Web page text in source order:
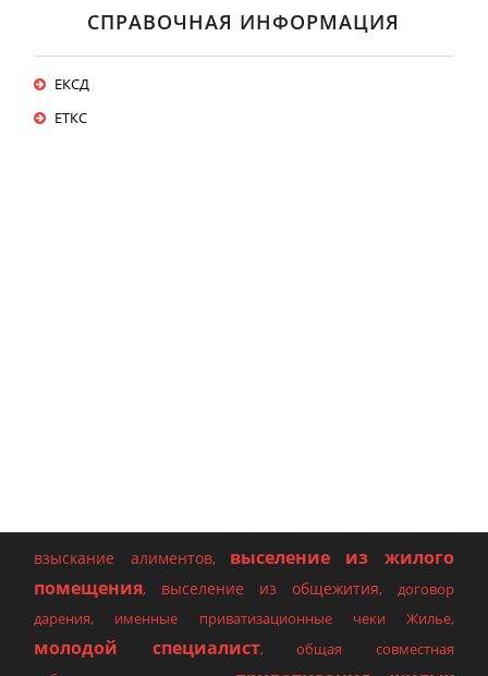
СПРАВОЧНАЯ ИНФОРМАЦИЯ
ЕКСД
ЕТКС
взыскание алиментов, выселение из жилого
помещения, выселение из общежития, договор
дарения, именные приватизационные чеки Жилье,
молодой специалист,общая совместная